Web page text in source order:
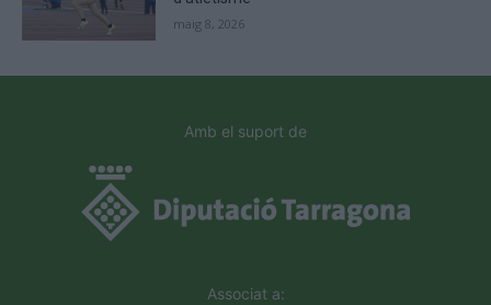
maig 8, 2026
Amb el suport de
Associat a: